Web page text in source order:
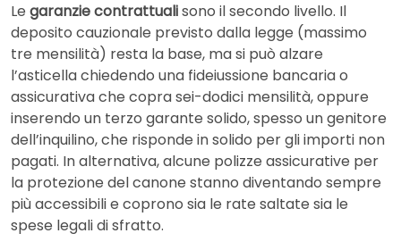
Le garanzie contrattualisono il secondo livello. Il
deposito cauzionale previsto dalla legge (massimo
tre mensilità) resta la base, ma si può alzare
l’asticella chiedendo una fideiussione bancaria o
assicurativa che copra sei-dodici mensilità, oppure
inserendo un terzo garante solido, spesso un genitore
dell’inquilino, che risponde in solido per gli importi non
pagati. In alternativa, alcune polizze assicurative per
la protezione del canone stanno diventando sempre
più accessibili e coprono sia le rate saltate sia le
spese legali di sfratto.